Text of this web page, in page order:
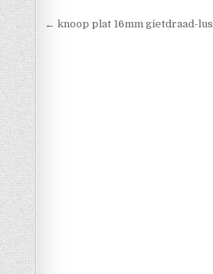
Berichtnavigatie
← knoop plat 16mm gietdraad-lus